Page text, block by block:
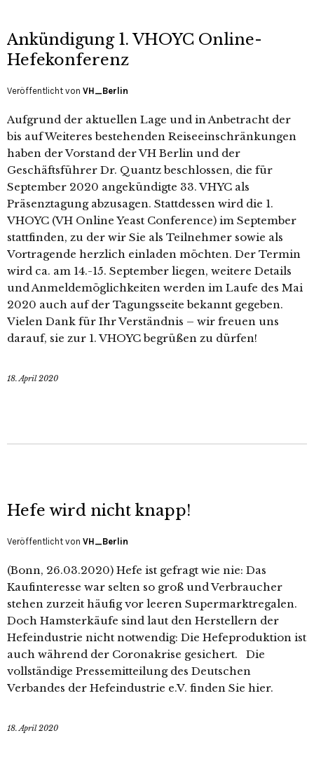
Ankündigung 1. VHOYC Online-
Hefekonferenz
Veröffentlicht von VH_Berlin
Aufgrund der aktuellen Lage und in Anbetracht der
bis auf Weiteres bestehenden Reiseeinschränkungen
haben der Vorstand der VH Berlin und der
Geschäftsführer Dr. Quantz beschlossen, die für
September 2020 angekündigte 33. VHYC als
Präsenztagung abzusagen. Stattdessen wird die 1.
VHOYC (VH Online Yeast Conference) im September
stattfinden, zu der wir Sie als Teilnehmer sowie als
Vortragende herzlich einladen möchten. Der Termin
wird ca. am 14.-15. September liegen, weitere Details
und Anmeldemöglichkeiten werden im Laufe des Mai
2020 auch auf der Tagungsseite bekannt gegeben.
Vielen Dank für Ihr Verständnis – wir freuen uns
darauf, sie zur 1. VHOYC begrüßen zu dürfen!
18. April 2020
Hefe wird nicht knapp!
Veröffentlicht von VH_Berlin
(Bonn, 26.03.2020) Hefe ist gefragt wie nie: Das
Kaufinteresse war selten so groß und Verbraucher
stehen zurzeit häufig vor leeren Supermarktregalen.
Doch Hamsterkäufe sind laut den Herstellern der
Hefeindustrie nicht notwendig: Die Hefeproduktion ist
auch während der Coronakrise gesichert. Die
vollständige Pressemitteilung des Deutschen
Verbandes der Hefeindustrie e.V. finden Sie hier.
18. April 2020